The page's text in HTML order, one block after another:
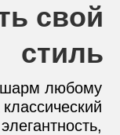
шарм любому
свой
стиль